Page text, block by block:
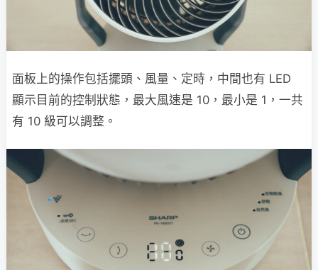
面板上的操作包括擺頭、風量、定時，中間也有 LED
顯示目前的控制狀態，最大風速是 10，最小是 1，一共
有 10 級可以調整。